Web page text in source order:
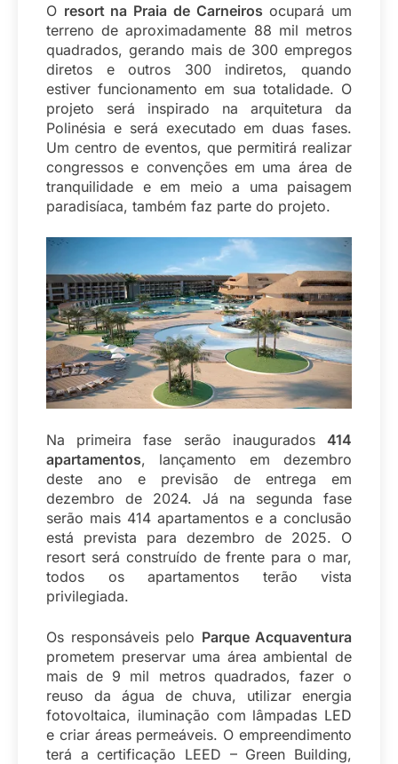
O resort na Praia de Carneiros ocupará um
terreno de aproximadamente 88 mil metros
quadrados, gerando mais de 300 empregos
diretos e outros 300 indiretos, quando
estiver funcionamento em sua totalidade. O
projeto será inspirado na arquitetura da
Polinésia e será executado em duas fases.
Um centro de eventos, que permitirá realizar
congressos e convenções em uma área de
tranquilidade e em meio a uma paisagem
paradisíaca, também faz parte do projeto.
Na primeira fase serão inaugurados 414
apartamentos, lançamento em dezembro
deste ano e previsão de entrega em
dezembro de 2024. Já na segunda fase
serão mais 414 apartamentos e a conclusão
está prevista para dezembro de 2025. O
resort será construído de frente para o mar,
todos os apartamentos terão vista
privilegiada.
Os responsáveis pelo Parque Acquaventura
prometem preservar uma área ambiental de
mais de 9 mil metros quadrados, fazer o
reuso da água de chuva, utilizar energia
fotovoltaica, iluminação com lâmpadas LED
e criar áreas permeáveis. O empreendimento
terá a certificação LEED – Green Building,